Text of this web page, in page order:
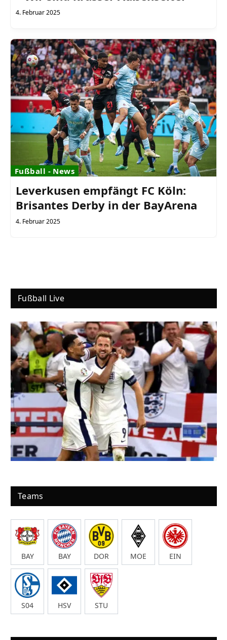
4. Februar 2025
Fußball - News
Leverkusen empfängt FC Köln:
Brisantes Derby in der BayArena
4. Februar 2025
Fußball Live
Teams
BAY BAY DOR MOE EIN
S04 HSV STU